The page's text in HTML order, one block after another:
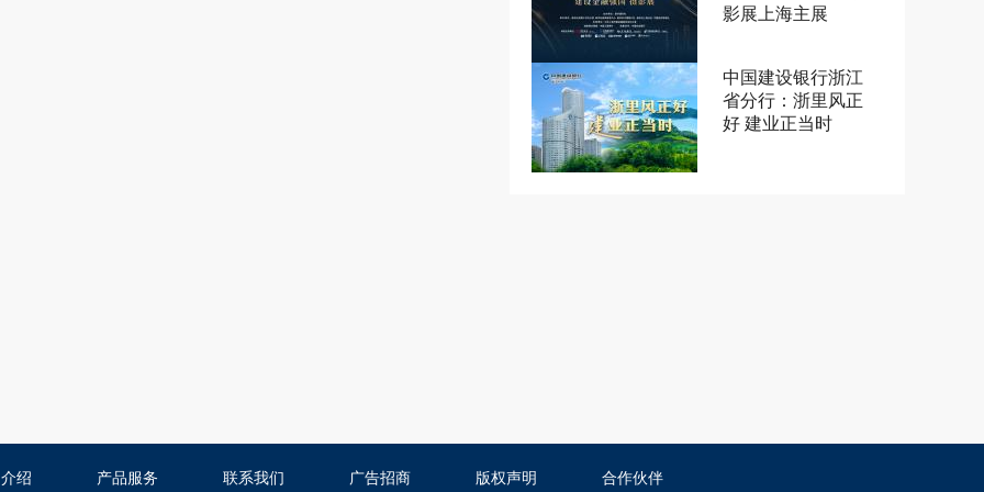
影展上海主展
中国建设银行浙江
省分行：浙里风正
好 建业正当时
绍 产品服务 联系我们 广告招商 版权声明 合作伙伴